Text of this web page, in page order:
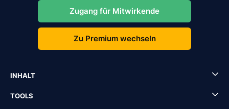
Zugang für Mitwirkende
Zu Premium wechseln
INHALT
TOOLS